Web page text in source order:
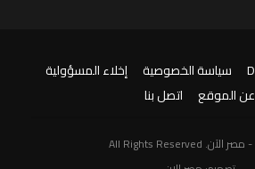
سياسة الخصوصية
إخلاء المسؤولية
عن الموقع
اتصل بنا